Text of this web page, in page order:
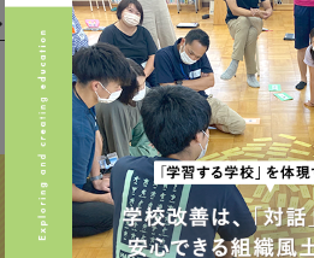
専門学校 (17) 保育園・幼稚園
私立 (356) オルタナティブスク